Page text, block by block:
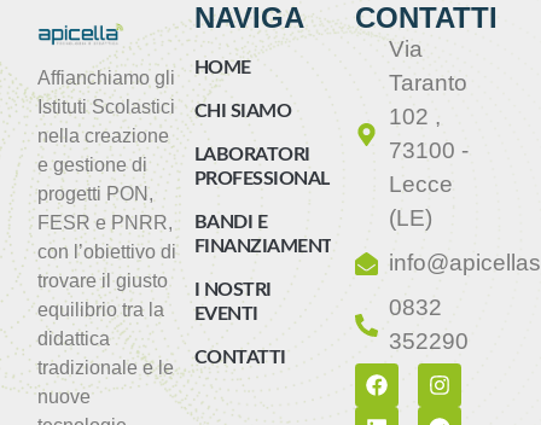
Affianchiamo gli
Istituti Scolastici
nella creazione
e gestione di
progetti PON,
FESR e PNRR,
con l’obiettivo di
trovare il giusto
equilibrio tra la
didattica
tradizionale e le
nuove
NAVIGA
HOME
CHI SIAMO
LABORATORI
PROFESSIONALIZZANTI
BANDI E
FINANZIAMENTI
I NOSTRI
EVENTI
CONTATTI
CONTATTI
Via
Taranto
102 ,
73100 -
Lecce
(LE)
0832
352290